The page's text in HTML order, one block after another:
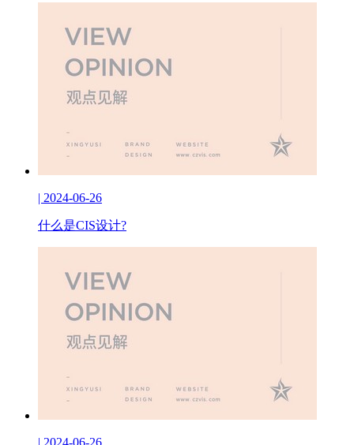
| 2024-06-26
什么是CIS设计?
| 2024-06-26